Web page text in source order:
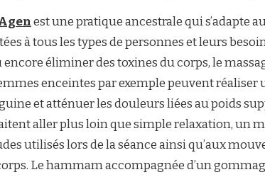
est une pratique ancestrale qui s’adapte
à tous les types de personnes et leurs
éliminer des toxines du corps, le
enceintes par exemple peuvent
et atténuer les douleurs liées au poids
aller plus loin que simple relaxation, un
utilisés lors de la séance ainsi qu’aux
Le hammam accompagnée d’un